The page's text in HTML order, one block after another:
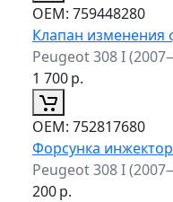
ОЕМ: 759448280
Клапан изменения
Peugeot 308 I
1 700р.
ОЕМ: 752817680
Форсунка
Peugeot 308 I
200р.